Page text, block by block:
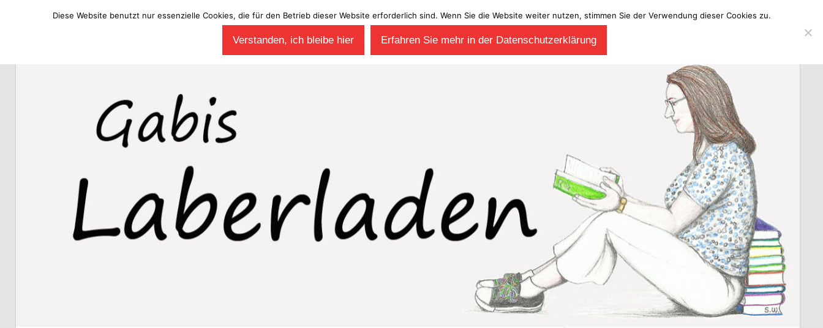
Diese Website benutzt nur essenzielle Cookies, die für den Betrieb dieser Website erforderlich sind. Wenn Sie die Website weiter nutzen, stimmen Sie der Verwendung dieser Cookies zu.
Verstanden, ich bleibe hier Erfahren Sie mehr in der Datenschutzerklärung